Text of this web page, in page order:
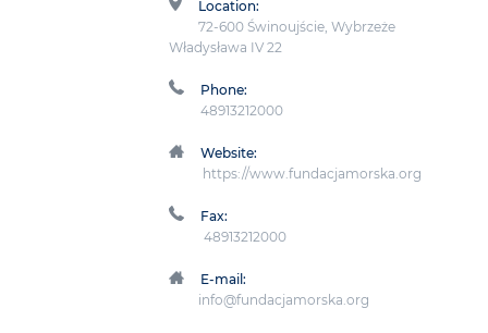
Location:
72-600 Świnoujście, Wybrzeże
Władysława IV 22
Phone:
48913212000
Website:
https://www.fundacjamorska.org
Fax:
48913212000
E-mail:
info@fundacjamorska.org